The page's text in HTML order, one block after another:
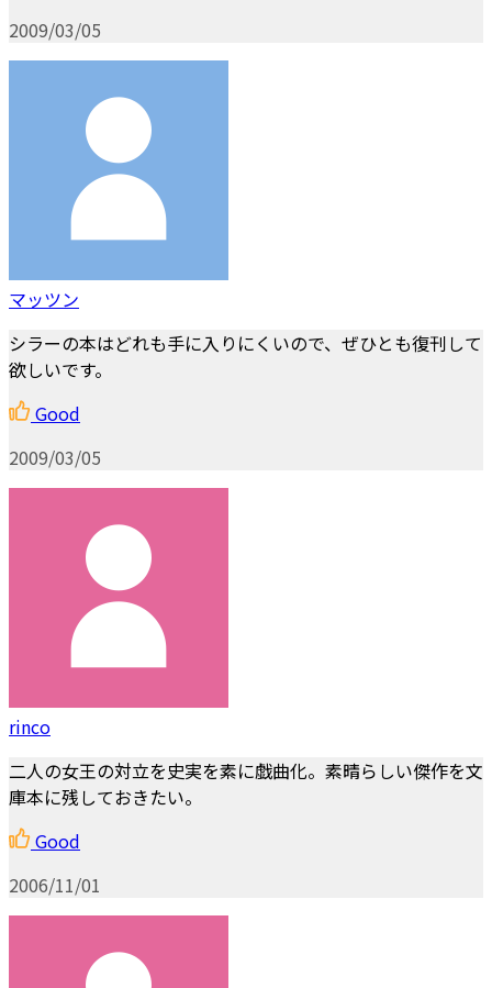
2009/03/05
マッツン
シラーの本はどれも手に入りにくいので、ぜひとも復刊して
欲しいです。
Good
2009/03/05
rinco
二人の女王の対立を史実を素に戯曲化。素晴らしい傑作を文
庫本に残しておきたい。
Good
2006/11/01